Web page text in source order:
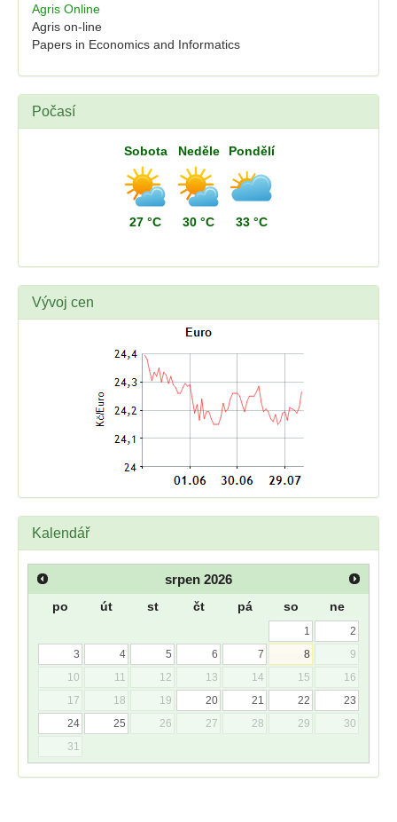
Agris Online
Agris on-line
Papers in Economics and Informatics
Počasí
Sobota
27 °C
Neděle
30 °C
Pondělí
33 °C
Vývoj cen
Kalendář
srpen 2026
po út st čt pá so ne
1
2
3
4 5 6 7 8
9
10
11 12 13 14 15
16
17
18 19 20 21 22
23
24
25 26 27 28 29
30
31